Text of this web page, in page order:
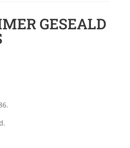
GESEALD